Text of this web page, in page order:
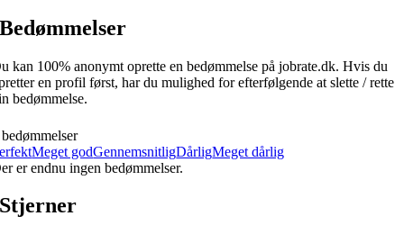
Bedømmelser
kan 100% anonymt oprette en bedømmelse på jobrate.dk. Hvis du
en profil først, har du mulighed for efterfølgende at slette / rette
bedømmelse.
Meget godGennemsnitligDårligMeget dårlig
er endnu ingen bedømmelser.
Stjerner